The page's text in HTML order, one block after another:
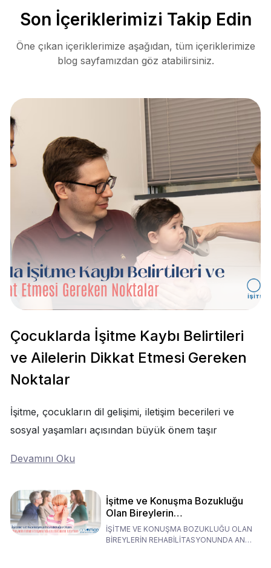
Son İçeriklerimizi Takip Edin
Öne çıkan içeriklerimize aşağıdan, tüm içeriklerimize
blog sayfamızdan göz atabilirsiniz.
Çocuklarda İşitme Kaybı Belirtileri
ve Ailelerin Dikkat Etmesi Gereken
Noktalar
İşitme, çocukların dil gelişimi, iletişim becerileri ve
sosyal yaşamları açısından büyük önem taşır
Devamını Oku
İşitme ve Konuşma Bozukluğu
Olan Bireylerin
Rehabilitasyonunda Ana
Babaların Tutumları
İŞİTME VE KONUŞMA BOZUKLUĞU OLAN
BİREYLERİN REHABİLİTASYONUNDA ANA